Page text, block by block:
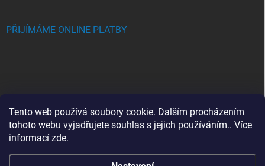
Tento web používá soubory cookie. Dalším procházením
tohoto webu vyjadřujete souhlas s jejich používáním.. Více
informací zde.
PŘIJÍMÁME ONLINE PLATBY
BLOG
Crocs, proč se svět zamiloval do těchto bot a proč je MUSÍTE mít
také?